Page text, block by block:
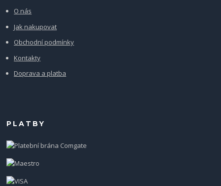
O nás
Jak nakupovat
Obchodní podmínky
Kontakty
Doprava a platba
PLATBY